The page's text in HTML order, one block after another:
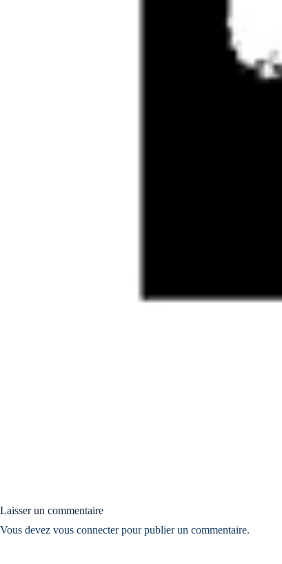
Laisser un commentaire
Vous devez vous connecterpour publier un commentaire.